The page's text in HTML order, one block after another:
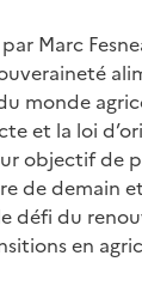
Marc
monde
et la loi
objectif de
de demain
défi du
en